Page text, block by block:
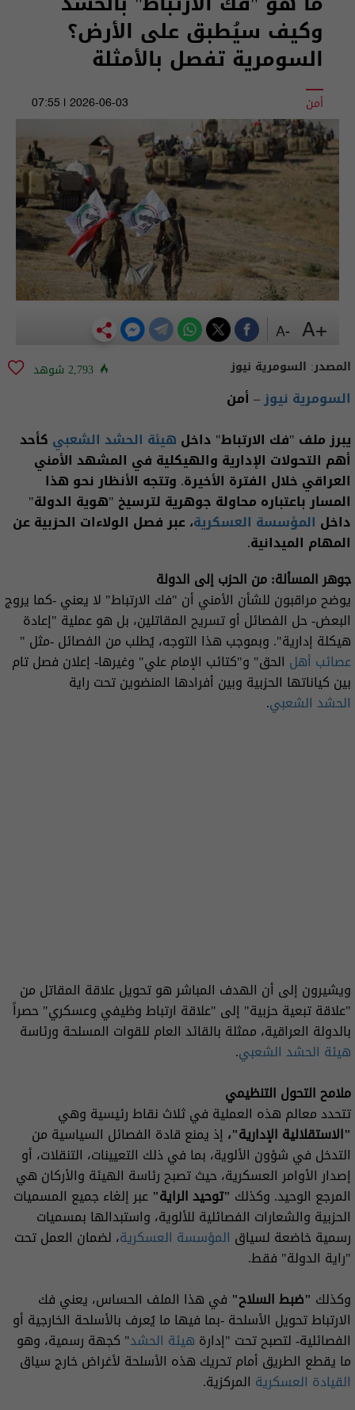
وكيف سيُطبق على الأرض؟
السومرية تفصل بالأمثلة
أمن 2026-06-03 | 07:55
المصدر: السومرية نيوز 2,793 شوهد
السومرية نيوز– أمن
يبرز ملف "فك الارتباط" داخل هيئة الحشد الشعبي كأحد
أهم التحولات الإدارية والهيكلية في المشهد الأمني
العراقي خلال الفترة الأخيرة. وتتجه الأنظار نحو هذا
المسار باعتباره محاولة جوهرية لترسيخ "هوية الدولة"
داخل المؤسسة العسكرية، عبر فصل الولاءات الحزبية عن
المهام الميدانية.
جوهر المسألة: من الحزب إلى الدولة
يوضح مراقبون للشأن الأمني أن "فك الارتباط" لا يعني -كما يروج
البعض- حل الفصائل أو تسريح المقاتلين، بل هو عملية "إعادة
هيكلة إدارية". وبموجب هذا التوجه، يُطلب من الفصائل -مثل "
عصائب أهل الحق" و"كتائب الإمام علي" وغيرها- إعلان فصل تام
بين كياناتها الحزبية وبين أفرادها المنضوين تحت راية
الحشد الشعبي.
ويشيرون إلى أن الهدف المباشر هو تحويل علاقة المقاتل من
"علاقة تبعية حزبية" إلى "علاقة ارتباط وظيفي وعسكري" حصراً
بالدولة العراقية، ممثلة بالقائد العام للقوات المسلحة ورئاسة
هيئة الحشد الشعبي.
ملامح التحول التنظيمي
تتحدد معالم هذه العملية في ثلاث نقاط رئيسية وهي
"الاستقلالية الإدارية"، إذ يمنع قادة الفصائل السياسية من
التدخل في شؤون الألوية، بما في ذلك التعيينات، التنقلات، أو
إصدار الأوامر العسكرية، حيث تصبح رئاسة الهيئة والأركان هي
المرجع الوحيد. وكذلك "توحيد الراية" عبر إلغاء جميع المسميات
الحزبية والشعارات الفصائلية للألوية، واستبدالها بمسميات
رسمية خاضعة لسياق المؤسسة العسكرية، لضمان العمل تحت
"راية الدولة" فقط.
وكذلك "ضبط السلاح" في هذا الملف الحساس، يعني فك
الارتباط تحويل الأسلحة -بما فيها ما يُعرف بالأسلحة الخارجية أو
الفصائلية- لتصبح تحت "إدارة هيئة الحشد" كجهة رسمية، وهو
ما يقطع الطريق أمام تحريك هذه الأسلحة لأغراض خارج سياق
القيادة العسكرية المركزية.
+A
-A